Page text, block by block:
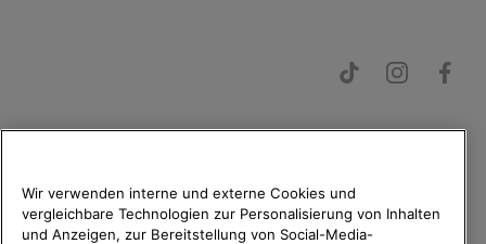
Österreich
©2026SOREL. Alle Rechte vorbehalten.
Wir verwenden interne und externe Cookies und
vergleichbare Technologien zur Personalisierung von Inhalten
und Anzeigen, zur Bereitstellung von Social-Media-